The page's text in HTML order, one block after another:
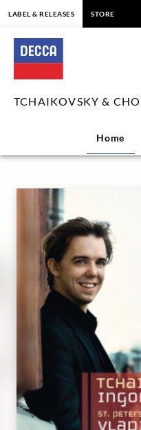
&
CHOPIN
Concertos
/
Wunder
Decca
Classics
LABEL & RELEASES STORE
TCHAIKOVSKY &
Home